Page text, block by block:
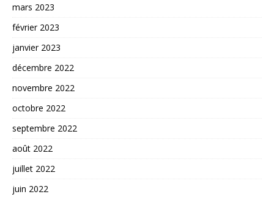
mars 2023
février 2023
janvier 2023
décembre 2022
novembre 2022
octobre 2022
septembre 2022
août 2022
juillet 2022
juin 2022